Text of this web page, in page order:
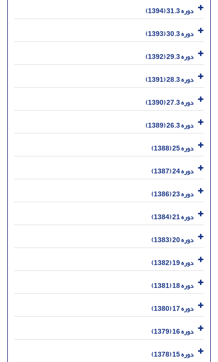
دوره 31.3 (1394)
دوره 30.3 (1393)
دوره 29.3 (1392)
دوره 28.3 (1391)
دوره 27.3 (1390)
دوره 26.3 (1389)
دوره 25 (1388)
دوره 24 (1387)
دوره 23 (1386)
دوره 21 (1384)
دوره 20 (1383)
دوره 19 (1382)
دوره 18 (1381)
دوره 17 (1380)
دوره 16 (1379)
دوره 15 (1378)